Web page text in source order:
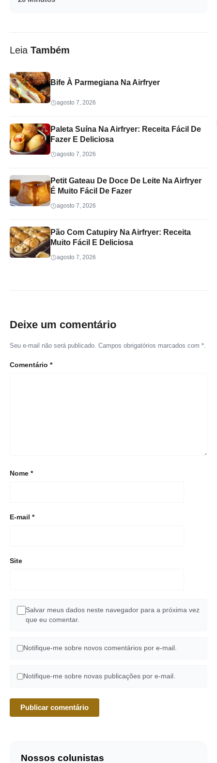
Leia Também
Bife À Parmegiana Na Airfryer
agosto 7, 2026
Paleta Suína Na Airfryer: Receita Fácil De
Fazer E Deliciosa
agosto 7, 2026
Petit Gateau De Doce De Leite Na Airfryer
É Muito Fácil De Fazer
agosto 7, 2026
Pão Com Catupiry Na Airfryer: Receita
Muito Fácil E Deliciosa
agosto 7, 2026
Deixe um comentário
Seu e-mail não será publicado. Campos obrigatórios marcados com *.
Comentário *
Nome *
E-mail *
Site
Salvar meus dados neste navegador para a próxima vez
que eu comentar.
Notifique-me sobre novos comentários por e-mail.
Notifique-me sobre novas publicações por e-mail.
Nossos colunistas